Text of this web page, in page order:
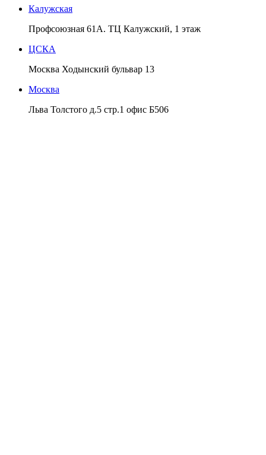
Калужская
Профсоюзная 61А. ТЦ Калужский, 1 этаж
ЦСКА
Москва Ходынский бульвар 13
Москва
Льва Толстого д.5 стр.1 офис Б506